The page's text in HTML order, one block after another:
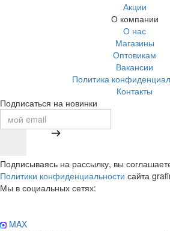
Акции
О компании
О нас
Магазины
Оптовикам
Вакансии
Политика
Контакты
Подписаться на новинки
Подписываясь на рассылку, вы
Политики конфиденциальности сайта
Мы в социальных сетях:
MAX